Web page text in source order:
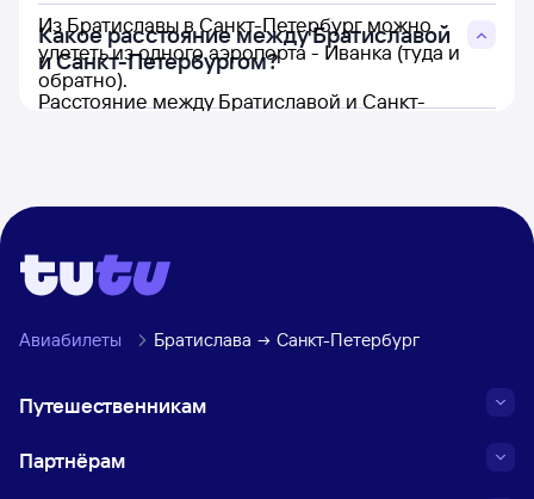
Из Братиславы в Санкт-Петербург можно
улететь из одного аэропорта - Иванка (туда и
обратно).
Какое расстояние между Братиславой
и Санкт-Петербургом?
Расстояние между Братиславой и Санкт-
Авиабилеты Братислава Санкт-Петербург
Путешественникам
Партнёрам